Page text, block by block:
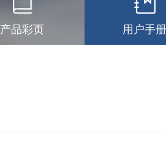
产品彩页 用户手册